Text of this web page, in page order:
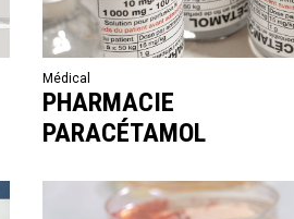
Médical
PHARMACIE
PARACÉTAMOL